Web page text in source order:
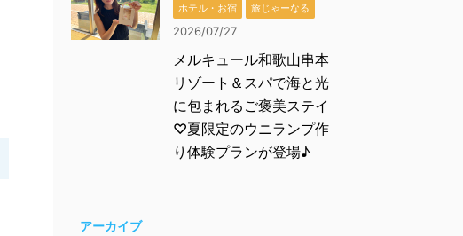
ホテル・お宿
旅じゃーなる
2026/07/27
メルキュール和歌山串本
リゾート＆スパで海と光
に包まれるご褒美ステイ
♡夏限定のウニランプ作
り体験プランが登場♪
アーカイブ